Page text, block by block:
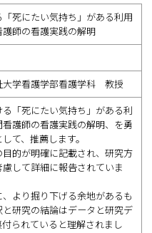
死にたい気持ち」がある利用
師の看護実践の解明
大学看護学部看護学科 教授
「死にたい気持ち」がある利
護師の看護実践の解明、を勇
て、推薦します。
的が明確に記載され、研究方
して詳細に報告されていま
より掘り下げる余地があるも
研究の結論はデータと研究デ
られていると理解されまし